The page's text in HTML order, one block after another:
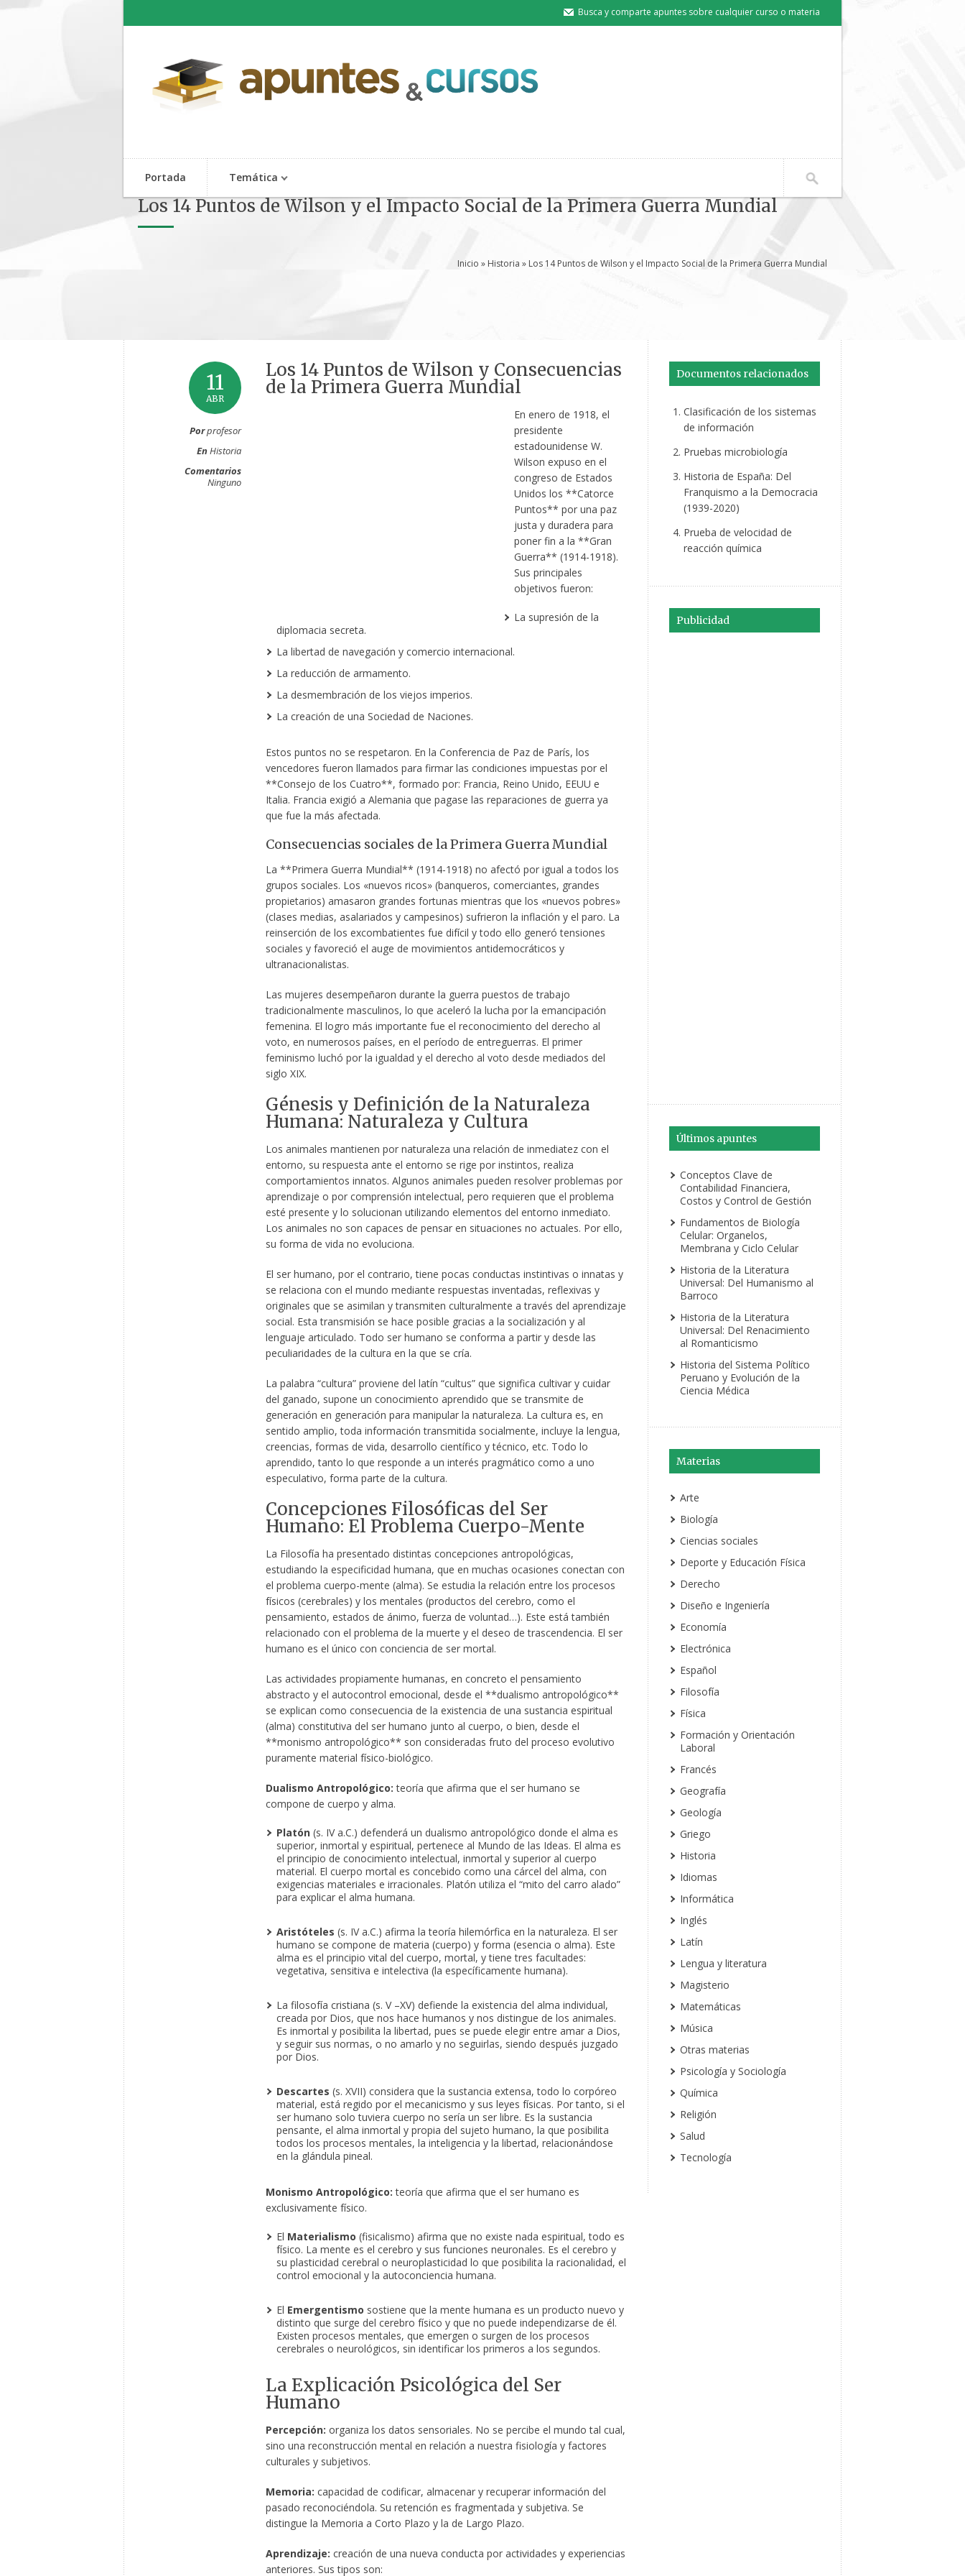
Busca y comparte apuntes sobre cualquier curso o materia
Portada Temática
Los 14 Puntos de Wilson y el Impacto Social de la Primera Guerra Mundial
Inicio » Historia » Los 14 Puntos de Wilson y el Impacto Social de la Primera Guerra Mundial
11
ABR
Porprofesor
EnHistoria
Comentarios
Ninguno
Los 14 Puntos de Wilson y Consecuencias
de la Primera Guerra Mundial
En enero de 1918, el
presidente
estadounidense W.
Wilson expuso en el
congreso de Estados
Unidos los **Catorce
Puntos** por una paz
justa y duradera para
poner fin a la **Gran
Guerra** (1914-1918).
Sus principales
objetivos fueron:
La supresión de la
diplomacia secreta.
La libertad de navegación y comercio internacional.
La reducción de armamento.
La desmembración de los viejos imperios.
La creación de una Sociedad de Naciones.
Estos puntos no se respetaron. En la Conferencia de Paz de París, los
vencedores fueron llamados para firmar las condiciones impuestas por el
**Consejo de los Cuatro**, formado por: Francia, Reino Unido, EEUU e
Italia. Francia exigió a Alemania que pagase las reparaciones de guerra ya
que fue la más afectada.
Consecuencias sociales de la Primera Guerra Mundial
La **Primera Guerra Mundial** (1914-1918) no afectó por igual a todos los
grupos sociales. Los «nuevos ricos» (banqueros, comerciantes, grandes
propietarios) amasaron grandes fortunas mientras que los «nuevos pobres»
(clases medias, asalariados y campesinos) sufrieron la inflación y el paro. La
reinserción de los excombatientes fue difícil y todo ello generó tensiones
sociales y favoreció el auge de movimientos antidemocráticos y
ultranacionalistas.
Las mujeres desempeñaron durante la guerra puestos de trabajo
tradicionalmente masculinos, lo que aceleró la lucha por la emancipación
femenina. El logro más importante fue el reconocimiento del derecho al
voto, en numerosos países, en el período de entreguerras. El primer
feminismo luchó por la igualdad y el derecho al voto desde mediados del
siglo XIX.
Génesis y Definición de la Naturaleza
Humana: Naturaleza y Cultura
Los animales mantienen por naturaleza una relación de inmediatez con el
entorno, su respuesta ante el entorno se rige por instintos, realiza
comportamientos innatos. Algunos animales pueden resolver problemas por
aprendizaje o por comprensión intelectual, pero requieren que el problema
esté presente y lo solucionan utilizando elementos del entorno inmediato.
Los animales no son capaces de pensar en situaciones no actuales. Por ello,
su forma de vida no evoluciona.
El ser humano, por el contrario, tiene pocas conductas instintivas o innatas y
se relaciona con el mundo mediante respuestas inventadas, reflexivas y
originales que se asimilan y transmiten culturalmente a través del aprendizaje
social. Esta transmisión se hace posible gracias a la socialización y al
lenguaje articulado. Todo ser humano se conforma a partir y desde las
peculiaridades de la cultura en la que se cría.
La palabra “cultura” proviene del latín “cultus” que significa cultivar y cuidar
del ganado, supone un conocimiento aprendido que se transmite de
generación en generación para manipular la naturaleza. La cultura es, en
sentido amplio, toda información transmitida socialmente, incluye la lengua,
creencias, formas de vida, desarrollo científico y técnico, etc. Todo lo
aprendido, tanto lo que responde a un interés pragmático como a uno
especulativo, forma parte de la cultura.
Concepciones Filosóficas del Ser
Humano: El Problema Cuerpo-Mente
La Filosofía ha presentado distintas concepciones antropológicas,
estudiando la especificidad humana, que en muchas ocasiones conectan con
el problema cuerpo-mente (alma). Se estudia la relación entre los procesos
físicos (cerebrales) y los mentales (productos del cerebro, como el
pensamiento, estados de ánimo, fuerza de voluntad…). Este está también
relacionado con el problema de la muerte y el deseo de trascendencia. El ser
humano es el único con conciencia de ser mortal.
Las actividades propiamente humanas, en concreto el pensamiento
abstracto y el autocontrol emocional, desde el **dualismo antropológico**
se explican como consecuencia de la existencia de una sustancia espiritual
(alma) constitutiva del ser humano junto al cuerpo, o bien, desde el
**monismo antropológico** son consideradas fruto del proceso evolutivo
puramente material físico-biológico.
Dualismo Antropológico: teoría que afirma que el ser humano se
compone de cuerpo y alma.
Platón(s. IV a.C.) defenderá un dualismo antropológico donde el alma es
superior, inmortal y espiritual, pertenece al Mundo de las Ideas. El alma es
el principio de conocimiento intelectual, inmortal y superior al cuerpo
material. El cuerpo mortal es concebido como una cárcel del alma, con
exigencias materiales e irracionales. Platón utiliza el “mito del carro alado”
para explicar el alma humana.
Aristóteles (s. IV a.C.) afirma la teoría hilemórfica en la naturaleza. El ser
humano se compone de materia (cuerpo) y forma (esencia o alma). Este
alma es el principio vital del cuerpo, mortal, y tiene tres facultades:
vegetativa, sensitiva e intelectiva (la específicamente humana).
La filosofía cristiana (s. V –XV) defiende la existencia del alma individual,
creada por Dios, que nos hace humanos y nos distingue de los animales.
Es inmortal y posibilita la libertad, pues se puede elegir entre amar a Dios,
y seguir sus normas, o no amarlo y no seguirlas, siendo después juzgado
por Dios.
Descartes (s. XVII) considera que la sustancia extensa, todo lo corpóreo
material, está regido por el mecanicismo y sus leyes físicas. Por tanto, si el
ser humano solo tuviera cuerpo no sería un ser libre. Es la sustancia
pensante, el alma inmortal y propia del sujeto humano, la que posibilita
todos los procesos mentales, la inteligencia y la libertad, relacionándose
en la glándula pineal.
Monismo Antropológico: teoría que afirma que el ser humano es
exclusivamente físico.
El Materialismo (fisicalismo) afirma que no existe nada espiritual, todo es
físico. La mente es el cerebro y sus funciones neuronales. Es el cerebro y
su plasticidad cerebral o neuroplasticidad lo que posibilita la racionalidad, el
control emocional y la autoconciencia humana.
El Emergentismo sostiene que la mente humana es un producto nuevo y
distinto que surge del cerebro físico y que no puede independizarse de él.
Existen procesos mentales, que emergen o surgen de los procesos
cerebrales o neurológicos, sin identificar los primeros a los segundos.
La Explicación Psicológica del Ser
Humano
Percepción: organiza los datos sensoriales. No se percibe el mundo tal cual,
sino una reconstrucción mental en relación a nuestra fisiología y factores
culturales y subjetivos.
Memoria: capacidad de codificar, almacenar y recuperar información del
pasado reconociéndola. Su retención es fragmentada y subjetiva. Se
distingue la Memoria a Corto Plazo y la de Largo Plazo.
Aprendizaje: creación de una nueva conducta por actividades y experiencias
anteriores. Sus tipos son:
Documentos relacionados
Clasificación de los sistemas
de información
Pruebas microbiología
Historia de España: Del
Franquismo a la Democracia
(1939-2020)
Prueba de velocidad de
reacción química
Publicidad
Últimos apuntes
Conceptos Clave de
Contabilidad Financiera,
Costos y Control de Gestión
Fundamentos de Biología
Celular: Organelos,
Membrana y Ciclo Celular
Historia de la Literatura
Universal: Del Humanismo al
Barroco
Historia de la Literatura
Universal: Del Renacimiento
al Romanticismo
Historia del Sistema Político
Peruano y Evolución de la
Ciencia Médica
Materias
Arte
Biología
Ciencias sociales
Deporte y Educación Física
Derecho
Diseño e Ingeniería
Economía
Electrónica
Español
Filosofía
Física
Formación y Orientación
Laboral
Francés
Geografía
Geología
Griego
Historia
Idiomas
Informática
Inglés
Latín
Lengua y literatura
Magisterio
Matemáticas
Música
Otras materias
Psicología y Sociología
Química
Religión
Salud
Tecnología